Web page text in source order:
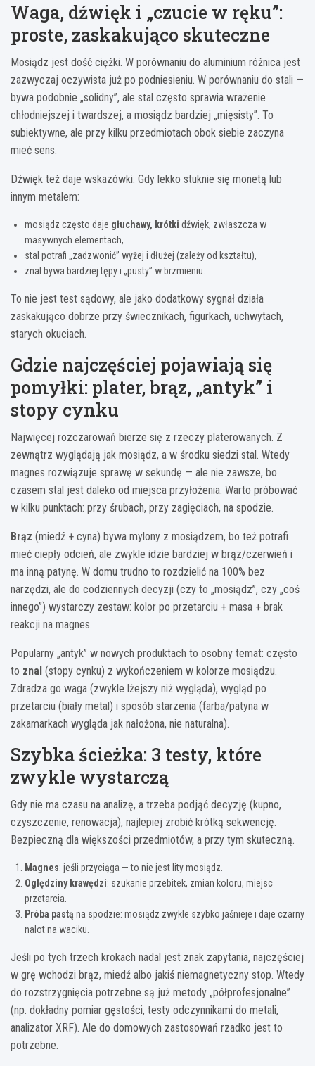
Waga, dźwięk i „czucie w ręku”:
proste, zaskakująco skuteczne
Mosiądz jest dość ciężki. W porównaniu do aluminium różnica jest
zazwyczaj oczywista już po podniesieniu. W porównaniu do stali —
bywa podobnie „solidny”, ale stal często sprawia wrażenie
chłodniejszej i twardszej, a mosiądz bardziej „mięsisty”. To
subiektywne, ale przy kilku przedmiotach obok siebie zaczyna
mieć sens.
Dźwięk też daje wskazówki. Gdy lekko stuknie się monetą lub
innym metalem:
mosiądz często daje głuchawy, krótki dźwięk, zwłaszcza w
masywnych elementach,
stal potrafi „zadzwonić” wyżej i dłużej (zależy od kształtu),
znal bywa bardziej tępy i „pusty” w brzmieniu.
To nie jest test sądowy, ale jako dodatkowy sygnał działa
zaskakująco dobrze przy świecznikach, figurkach, uchwytach,
starych okuciach.
Gdzie najczęściej pojawiają się
pomyłki: plater, brąz, „antyk” i
stopy cynku
Najwięcej rozczarowań bierze się z rzeczy platerowanych. Z
zewnątrz wyglądają jak mosiądz, a w środku siedzi stal. Wtedy
magnes rozwiązuje sprawę w sekundę — ale nie zawsze, bo
czasem stal jest daleko od miejsca przyłożenia. Warto próbować
w kilku punktach: przy śrubach, przy zagięciach, na spodzie.
Brąz (miedź + cyna) bywa mylony z mosiądzem, bo też potrafi
mieć ciepły odcień, ale zwykle idzie bardziej w brąz/czerwień i
ma inną patynę. W domu trudno to rozdzielić na 100% bez
narzędzi, ale do codziennych decyzji (czy to „mosiądz”, czy „coś
innego”) wystarczy zestaw: kolor po przetarciu + masa + brak
reakcji na magnes.
Popularny „antyk” w nowych produktach to osobny temat: często
to znal (stopy cynku) z wykończeniem w kolorze mosiądzu.
Zdradza go waga (zwykle lżejszy niż wygląda), wygląd po
przetarciu (biały metal) i sposób starzenia (farba/patyna w
zakamarkach wygląda jak nałożona, nie naturalna).
Szybka ścieżka: 3 testy, które
zwykle wystarczą
Gdy nie ma czasu na analizę, a trzeba podjąć decyzję (kupno,
czyszczenie, renowacja), najlepiej zrobić krótką sekwencję.
Bezpieczną dla większości przedmiotów, a przy tym skuteczną.
Magnes: jeśli przyciąga — to nie jest lity mosiądz.
Oględziny krawędzi: szukanie przebitek, zmian koloru, miejsc
przetarcia.
Próba pastą na spodzie: mosiądz zwykle szybko jaśnieje i daje czarny
nalot na waciku.
Jeśli po tych trzech krokach nadal jest znak zapytania, najczęściej
w grę wchodzi brąz, miedź albo jakiś niemagnetyczny stop. Wtedy
do rozstrzygnięcia potrzebne są już metody „półprofesjonalne”
(np. dokładny pomiar gęstości, testy odczynnikami do metali,
analizator XRF). Ale do domowych zastosowań rzadko jest to
potrzebne.